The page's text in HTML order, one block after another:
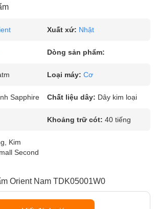
Xuất xứ: Nhật
Dòng sản phẩm:
Loại máy: Cơ
Sapphire Chất liệu dây: Dây kim loại
Khoảng trữ cót: 40 tiếng
Kim
Second
Orient Nam TDK05001W0